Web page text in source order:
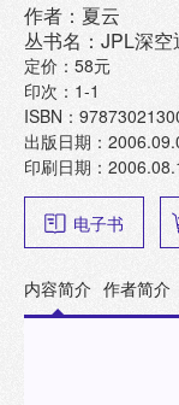
作者：夏云
丛书名：JPL深
定价：58元
印次：1-1
ISBN：
出版日期：
印刷日期：
电子书
内容简介 作者简介